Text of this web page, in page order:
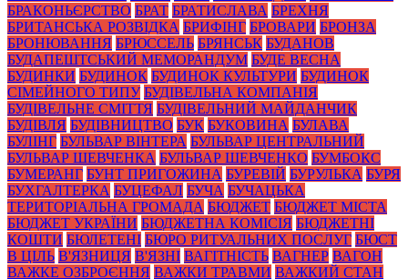
БРАКОНЬЄРСТВО БРАТ БРАТИСЛАВА БРЕХНЯ
БРИТАНСЬКА РОЗВІДКА БРИФІНГ БРОВАРИ БРОНЗА
БРОНЮВАННЯ БРЮССЕЛЬ БРЯНСЬК БУДАНОВ
БУДАПЕШТСЬКИЙ МЕМОРАНДУМ БУДЕ ВЕСНА
БУДИНКИ БУДИНОК БУДИНОК КУЛЬТУРИ БУДИНОК
СІМЕЙНОГО ТИПУ БУДІВЕЛЬНА КОМПАНІЯ
БУДІВЕЛЬНЕ СМІТТЯ БУДІВЕЛЬНИЙ МАЙДАНЧИК
БУДІВЛЯ БУДІВНИЦТВО БУК БУКОВИНА БУЛАВА
БУЛІНГ БУЛЬВАР ВІНТЕРА БУЛЬВАР ЦЕНТРАЛЬНИЙ
БУЛЬВАР ШЕВЧЕНКА БУЛЬВАР ШЕВЧЕНКО БУМБОКС
БУМЕРАНГ БУНТ ПРИГОЖИНА БУРЕВІЙ БУРУЛЬКА БУРЯ
БУХГАЛТЕРКА БУЦЕФАЛ БУЧА БУЧАЦЬКА
ТЕРИТОРІАЛЬНА ГРОМАДА БЮДЖЕТ БЮДЖЕТ МІСТА
БЮДЖЕТ УКРАЇНИ БЮДЖЕТНА КОМІСІЯ БЮДЖЕТНІ
КОШТИ БЮЛЕТЕНІ БЮРО РИТУАЛЬНИХ ПОСЛУГ БЮСТ
В ЦІЛЬ В'ЯЗНИЦЯ В'ЯЗНІ ВАГІТНІСТЬ ВАГНЕР ВАГОН
ВАЖКЕ ОЗБРОЄННЯ ВАЖКИ ТРАВМИ ВАЖКИЙ СТАН